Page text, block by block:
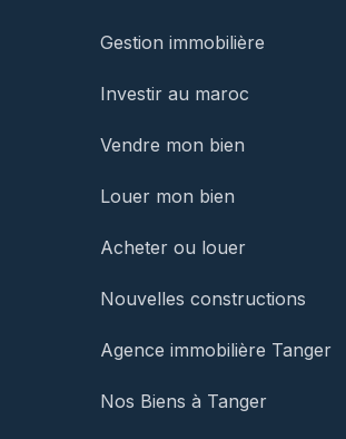
Gestion immobilière
Investir au maroc
Vendre mon bien
Louer mon bien
Acheter ou louer
Nouvelles constructions
Agence immobilière Tanger
Nos Biens à Tanger